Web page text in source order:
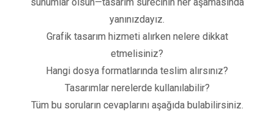
yanınızdayız.
Grafik tasarım hizmeti alırken nelere dikkat
etmelisiniz?
Hangi dosya formatlarında teslim alırsınız?
Tasarımlar nerelerde kullanılabilir?
Tüm bu soruların cevaplarını aşağıda bulabilirsiniz.